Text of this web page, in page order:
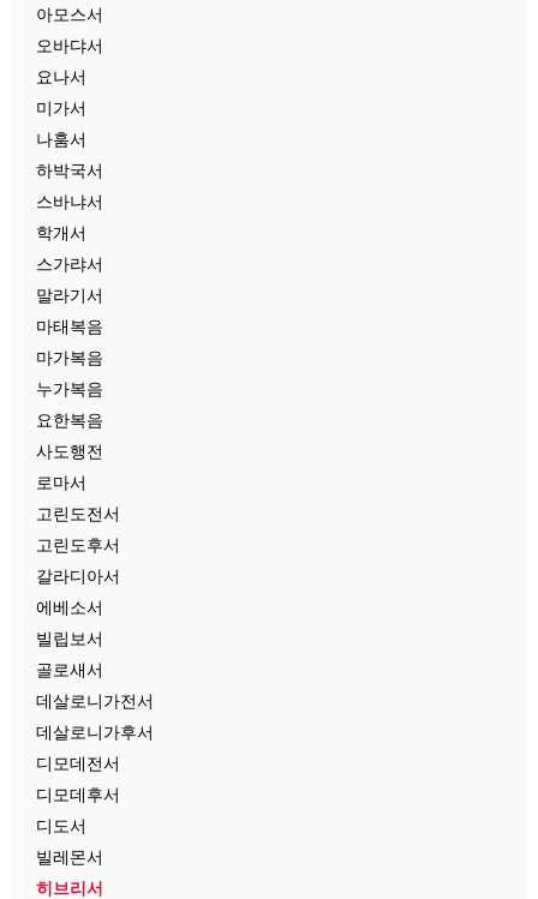
아모스서
오바댜서
요나서
미가서
나훔서
하박국서
스바냐서
학개서
스가랴서
말라기서
마태복음
마가복음
누가복음
요한복음
사도행전
로마서
고린도전서
고린도후서
갈라디아서
에베소서
빌립보서
골로새서
데살로니가전서
데살로니가후서
디모데전서
디모데후서
디도서
빌레몬서
히브리서